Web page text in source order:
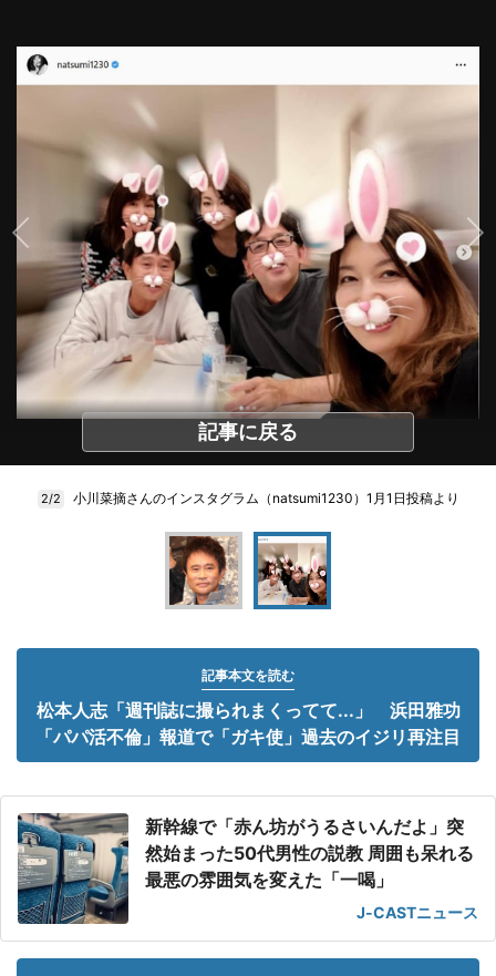
記事に戻る
2/2 小川菜摘さんのインスタグラム（natsumi1230）1月1日投稿より
記事本文を読む
松本人志「週刊誌に撮られまくってて...」 浜田雅功
「パパ活不倫」報道で「ガキ使」過去のイジリ再注目
新幹線で「赤ん坊がうるさいんだよ」突
然始まった50代男性の説教 周囲も呆れる
最悪の雰囲気を変えた「一喝」
J-CASTニュース